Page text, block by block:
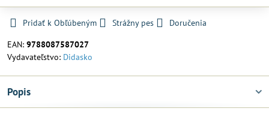
Pridať k Obľúbeným Strážny pes
Doručenia
EAN: 9788087587027
Vydavateľstvo: Didasko
Popis